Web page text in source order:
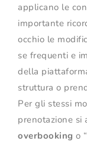
applicano le
importante
occhio le
se frequenti e
della
struttura o
Per gli stessi
prenotazione si
overbooking o